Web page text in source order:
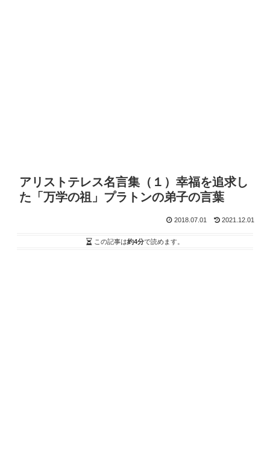
アリストテレス名言集（１）幸福を追求し
た「万学の祖」プラトンの弟子の言葉
2018.07.01 2021.12.01
この記事は約4分で読めます。